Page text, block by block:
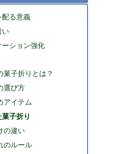
配る意義
い
ション強化
菓子折りとは？
選び方
アイテム
子折り
の違い
のルール